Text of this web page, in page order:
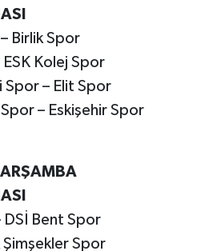
Birlik Spor
Kolej Spor
– Elit Spor
– Eskişehir Spor
Bent Spor
Spor